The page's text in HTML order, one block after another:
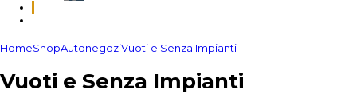
|
HomeShopAutonegoziVuoti e Senza Impianti
Vuoti e Senza Impianti